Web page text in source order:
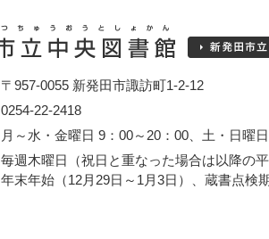
〒957-0055 新発田市諏訪町1-2-12
0254-22-2418
月～水・金曜日 9：00～20：00、土・日曜
毎週木曜日（祝日と重なった場合は以降の
年末年始（12月29日～1月3日）、蔵書点検